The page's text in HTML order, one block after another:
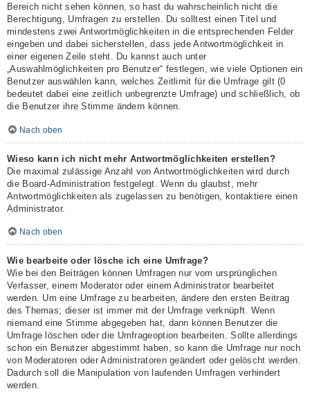
Bereich nicht sehen können, so hast du wahrscheinlich nicht die
Berechtigung, Umfragen zu erstellen. Du solltest einen Titel und
mindestens zwei Antwortmöglichkeiten in die entsprechenden Felder
eingeben und dabei sicherstellen, dass jede Antwortmöglichkeit in
einer eigenen Zeile steht. Du kannst auch unter
„Auswahlmöglichkeiten pro Benutzer“ festlegen, wie viele Optionen ein
Benutzer auswählen kann, welches Zeitlimit für die Umfrage gilt (0
bedeutet dabei eine zeitlich unbegrenzte Umfrage) und schließlich, ob
die Benutzer ihre Stimme ändern können.
Nach oben
Wieso kann ich nicht mehr Antwortmöglichkeiten erstellen?
Die maximal zulässige Anzahl von Antwortmöglichkeiten wird durch
die Board-Administration festgelegt. Wenn du glaubst, mehr
Antwortmöglichkeiten als zugelassen zu benötigen, kontaktiere einen
Administrator.
Nach oben
Wie bearbeite oder lösche ich eine Umfrage?
Wie bei den Beiträgen können Umfragen nur vom ursprünglichen
Verfasser, einem Moderator oder einem Administrator bearbeitet
werden. Um eine Umfrage zu bearbeiten, ändere den ersten Beitrag
des Themas; dieser ist immer mit der Umfrage verknüpft. Wenn
niemand eine Stimme abgegeben hat, dann können Benutzer die
Umfrage löschen oder die Umfrageoption bearbeiten. Sollte allerdings
schon ein Benutzer abgestimmt haben, so kann die Umfrage nur noch
von Moderatoren oder Administratoren geändert oder gelöscht werden.
Dadurch soll die Manipulation von laufenden Umfragen verhindert
werden.